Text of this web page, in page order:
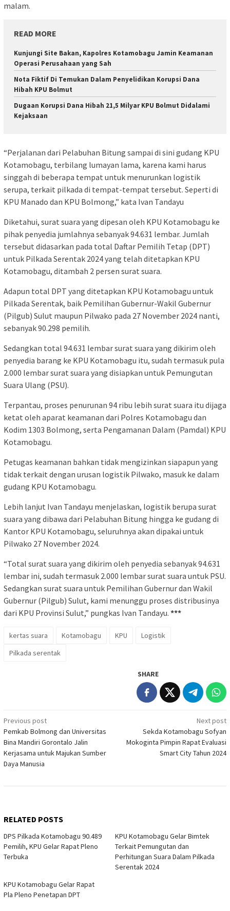
malam.
READ MORE
Kunjungi Site Bakan, Kapolres Kotamobagu Jamin Keamanan
Operasi Perusahaan yang Sah
Nota Fiktif Di Temukan Dalam Penyelidikan Korupsi Dana
Hibah KPU Bolmut
Dugaan Korupsi Dana Hibah 21,5 Milyar KPU Bolmut Didalami
Kejaksaan
“Perjalanan dari Pelabuhan Bitung sampai di sini gudang KPU
Kotamobagu, terbilang lumayan lama, karena kami harus
singgah di beberapa tempat untuk menurunkan logistik
serupa, terkait pilkada di tempat-tempat tersebut. Seperti di
KPU Manado dan KPU Bolmong,” kata Ivan Tandayu
Diketahui, surat suara yang dipesan oleh KPU Kotamobagu ke
pihak penyedia jumlahnya sebanyak 94.631 lembar. Jumlah
tersebut didasarkan pada total Daftar Pemilih Tetap (DPT)
untuk Pilkada Serentak 2024 yang telah ditetapkan KPU
Kotamobagu, ditambah 2 persen surat suara.
Adapun total DPT yang ditetapkan KPU Kotamobagu untuk
Pilkada Serentak, baik Pemilihan Gubernur-Wakil Gubernur
(Pilgub) Sulut maupun Pilwako pada 27 November 2024 nanti,
sebanyak 90.298 pemilih.
Sedangkan total 94.631 lembar surat suara yang dikirim oleh
penyedia barang ke KPU Kotamobagu itu, sudah termasuk pula
2.000 lembar surat suara yang disiapkan untuk Pemungutan
Suara Ulang (PSU).
Terpantau, proses penurunan 94 ribu lebih surat suara itu dijaga
ketat oleh aparat keamanan dari Polres Kotamobagu dan
Kodim 1303 Bolmong, serta Pengamanan Dalam (Pamdal) KPU
Kotamobagu.
Petugas keamanan bahkan tidak mengizinkan siapapun yang
tidak terkait dengan urusan logistik Pilwako, masuk ke dalam
gudang KPU Kotamobagu.
Lebih lanjut Ivan Tandayu menjelaskan, logistik berupa surat
suara yang dibawa dari Pelabuhan Bitung hingga ke gudang di
Kantor KPU Kotamobagu, seluruhnya akan dipakai untuk
Pilwako 27 November 2024.
“Total surat suara yang dikirim oleh penyedia sebanyak 94.631
lembar ini, sudah termasuk 2.000 lembar surat suara untuk PSU.
Sedangkan surat suara untuk Pemilihan Gubernur dan Wakil
Gubernur (Pilgub) Sulut, kami menunggu proses distribusinya
dari KPU Provinsi Sulut,” pungkas Ivan Tandayu. ***
kertas suara Kotamobagu KPU
Logistik
Pilkada serentak
SHARE
Post
navigation
Previous post
Pemkab Bolmong dan Universitas
Bina Mandiri Gorontalo Jalin
Kerjasama untuk Majukan Sumber
Daya Manusia
Next post
Sekda Kotamobagu Sofyan
Mokoginta Pimpin Rapat Evaluasi
Smart City Tahun 2024
RELATED POSTS
DPS Pilkada Kotamobagu 90.489
Pemilih, KPU Gelar Rapat Pleno
Terbuka
KPU Kotamobagu Gelar Bimtek
Terkait Pemungutan dan
Perhitungan Suara Dalam Pilkada
Serentak 2024
KPU Kotamobagu Gelar Rapat
Pla Pleno Penetapan DPT